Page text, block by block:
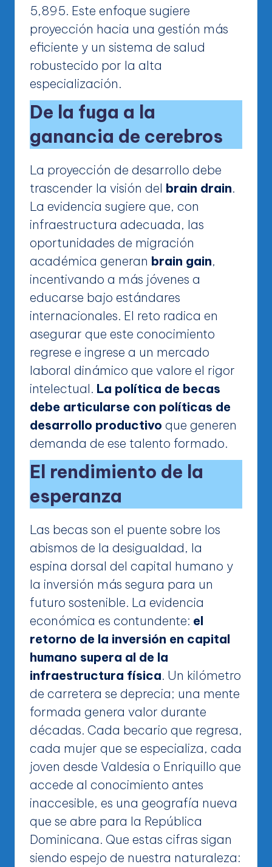
5,895. Este enfoque sugiere
proyección hacia una gestión más
eficiente y un sistema de salud
robustecido por la alta
especialización.
De la fuga a la
ganancia de cerebros
La proyección de desarrollo debe
trascender la visión del brain drain.
La evidencia sugiere que, con
infraestructura adecuada, las
oportunidades de migración
académica generan brain gain,
incentivando a más jóvenes a
educarse bajo estándares
internacionales. El reto radica en
asegurar que este conocimiento
regrese e ingrese a un mercado
laboral dinámico que valore el rigor
intelectual. La política de becas
debe articularse con políticas de
desarrollo productivo que generen
demanda de ese talento formado.
El rendimiento de la
esperanza
Las becas son el puente sobre los
abismos de la desigualdad, la
espina dorsal del capital humano y
la inversión más segura para un
futuro sostenible. La evidencia
económica es contundente: el
retorno de la inversión en capital
humano supera al de la
infraestructura física. Un kilómetro
de carretera se deprecia; una mente
formada genera valor durante
décadas. Cada becario que regresa,
cada mujer que se especializa, cada
joven desde Valdesia o Enriquillo que
accede al conocimiento antes
inaccesible, es una geografía nueva
que se abre para la República
Dominicana. Que estas cifras sigan
siendo espejo de nuestra naturaleza: